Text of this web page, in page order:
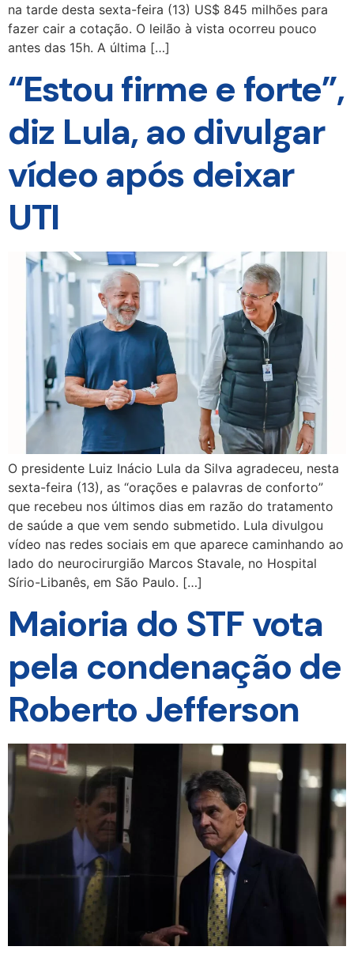
na tarde desta sexta-feira (13) US$ 845 milhões para
fazer cair a cotação. O leilão à vista ocorreu pouco
antes das 15h. A última […]
“Estou firme e forte”,
diz Lula, ao divulgar
vídeo após deixar
UTI
O presidente Luiz Inácio Lula da Silva agradeceu, nesta
sexta-feira (13), as “orações e palavras de conforto”
que recebeu nos últimos dias em razão do tratamento
de saúde a que vem sendo submetido. Lula divulgou
vídeo nas redes sociais em que aparece caminhando ao
lado do neurocirurgião Marcos Stavale, no Hospital
Sírio-Libanês, em São Paulo. […]
Maioria do STF vota
pela condenação de
Roberto Jefferson